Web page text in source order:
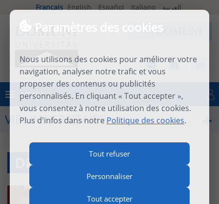
Paramètres des cookies
Nous utilisons des cookies pour améliorer votre
navigation, analyser notre trafic et vous
proposer des contenus ou publicités
personnalisés. En cliquant « Tout accepter »,
vous consentez à notre utilisation des cookies.
Plus d'infos dans notre Politique des cookies.
Tout refuser
Personnaliser
Tout accepter
Français English Español Italiano العربية
MENU Se connecter
VIE UNIVERSITAIRE
DR LUC DEVILLERS